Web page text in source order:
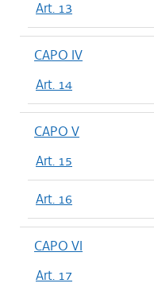
Art. 13
CAPO IV
Art. 14
CAPO V
Art. 15
Art. 16
CAPO VI
Art. 17